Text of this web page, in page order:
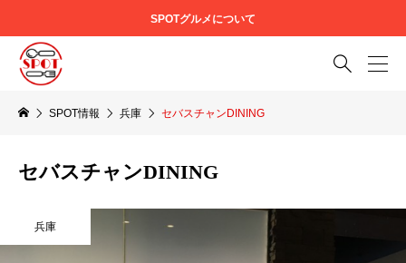
SPOTグルメについて

SPOT情報 兵庫 セバスチャンDINING
セバスチャンDINING
兵庫